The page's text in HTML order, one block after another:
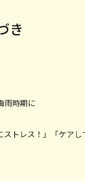
き
雨時期に
ストレス！」「ケア